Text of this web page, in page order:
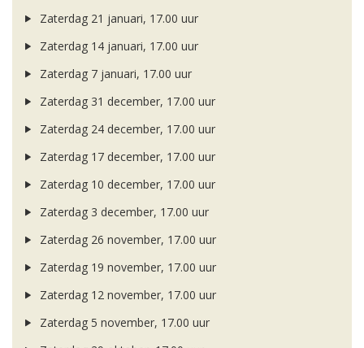
Zaterdag 21 januari, 17.00 uur
Zaterdag 14 januari, 17.00 uur
Zaterdag 7 januari, 17.00 uur
Zaterdag 31 december, 17.00 uur
Zaterdag 24 december, 17.00 uur
Zaterdag 17 december, 17.00 uur
Zaterdag 10 december, 17.00 uur
Zaterdag 3 december, 17.00 uur
Zaterdag 26 november, 17.00 uur
Zaterdag 19 november, 17.00 uur
Zaterdag 12 november, 17.00 uur
Zaterdag 5 november, 17.00 uur